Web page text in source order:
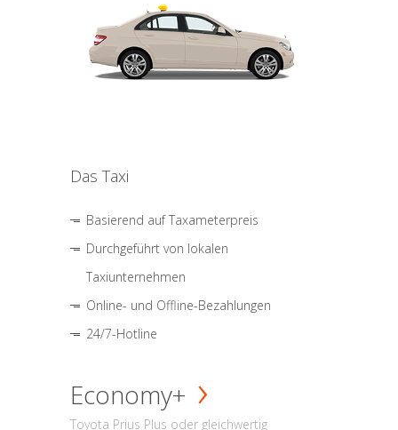
Das Taxi
Basierend auf Taxameterpreis
Durchgeführt von lokalen
Taxiunternehmen
Online- und Offline-Bezahlungen
24/7-Hotline
Economy+
Toyota Prius Plus oder gleichwertig